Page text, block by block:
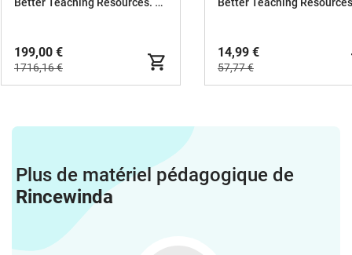
199,00 €
1716,16 €
14,99 €
57,77 €
Plus de matériel pédagogique de
Rincewinda